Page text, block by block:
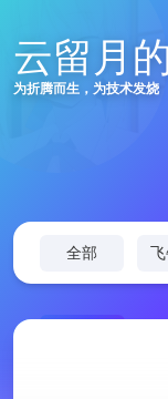
云留月
为折腾而生，为技术发烧
全部
redis 1
56
文章
18
分类
主页